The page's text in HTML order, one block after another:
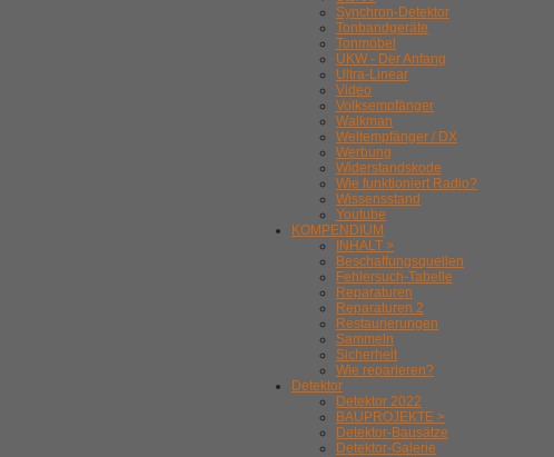
Synchron-Detektor
Tonbandgeräte
Tonmöbel
UKW - Der Anfang
Ultra-Linear
Video
Volksempfänger
Walkman
Weltempfänger / DX
Werbung
Widerstandskode
Wie funktioniert Radio?
Wissensstand
Youtube
KOMPENDIUM
INHALT >
Beschaffungsquellen
Fehlersuch-Tabelle
Reparaturen
Reparaturen 2
Restaurierungen
Sammeln
Sicherheit
Wie reparieren?
Detektor
Detektor 2022
BAUPROJEKTE >
Detektor-Bausätze
Detektor-Galerie